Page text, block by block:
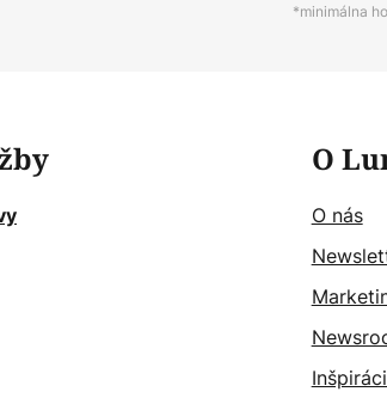
*minimálna
O
O nás